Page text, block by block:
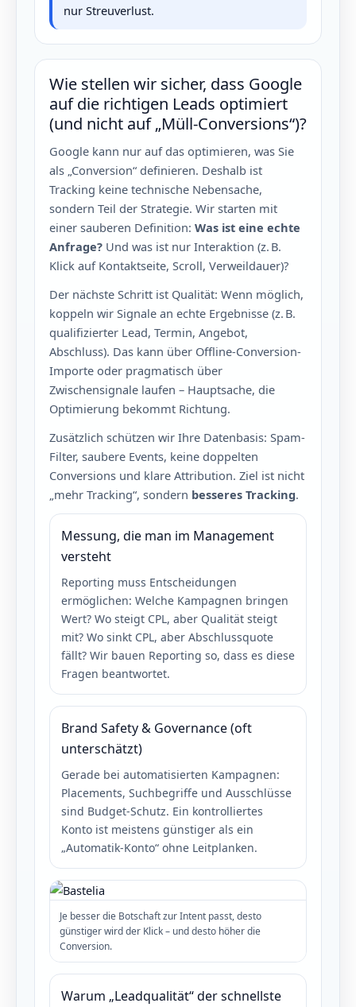
nur Streuverlust.
Wie stellen wir sicher, dass Google
auf die richtigen Leads optimiert
(und nicht auf „Müll-Conversions“)?
Google kann nur auf das optimieren, was Sie
als „Conversion“ definieren. Deshalb ist
Tracking keine technische Nebensache,
sondern Teil der Strategie. Wir starten mit
einer sauberen Definition: Was ist eine echte
Anfrage? Und was ist nur Interaktion (z. B.
Klick auf Kontaktseite, Scroll, Verweildauer)?
Der nächste Schritt ist Qualität: Wenn möglich,
koppeln wir Signale an echte Ergebnisse (z. B.
qualifizierter Lead, Termin, Angebot,
Abschluss). Das kann über Offline-Conversion-
Importe oder pragmatisch über
Zwischensignale laufen – Hauptsache, die
Optimierung bekommt Richtung.
Zusätzlich schützen wir Ihre Datenbasis: Spam-
Filter, saubere Events, keine doppelten
Conversions und klare Attribution. Ziel ist nicht
„mehr Tracking“, sondern besseres Tracking.
Messung, die man im Management
versteht
Reporting muss Entscheidungen
ermöglichen: Welche Kampagnen bringen
Wert? Wo steigt CPL, aber Qualität steigt
mit? Wo sinkt CPL, aber Abschlussquote
fällt? Wir bauen Reporting so, dass es diese
Fragen beantwortet.
Brand Safety & Governance (oft
unterschätzt)
Gerade bei automatisierten Kampagnen:
Placements, Suchbegriffe und Ausschlüsse
sind Budget-Schutz. Ein kontrolliertes
Konto ist meistens günstiger als ein
„Automatik-Konto“ ohne Leitplanken.
Je besser die Botschaft zur Intent passt, desto
günstiger wird der Klick – und desto höher die
Conversion.
Warum „Leadqualität“ der schnellste